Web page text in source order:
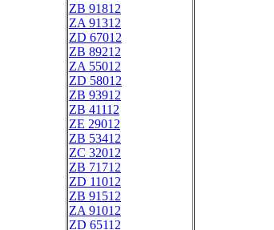
ZB 91812
ZA 91312
ZD 67012
ZB 89212
ZA 55012
ZD 58012
ZB 93912
ZB 41112
ZE 29012
ZB 53412
ZC 32012
ZB 71712
ZD 11012
ZB 91512
ZA 91012
ZD 65112